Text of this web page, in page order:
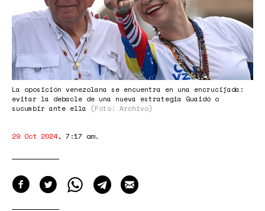
La oposición venezolana se encuentra en una encrucijada:
evitar la debacle de una nueva estrategia Guaidó o
sucumbir ante ella
(Foto: Archivo)
29 Oct 2024, 7:17 am.